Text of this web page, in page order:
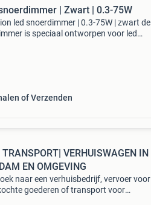
| Zwart | 0.3-75W
led snoerdimmer | 0.3-75W | zwart de
is speciaal ontworpen voor led
of Verzenden
VERHUISWAGEN IN
EN OMGEVING
naar een verhuisbedrijf, vervoer voor
goederen of transport voor